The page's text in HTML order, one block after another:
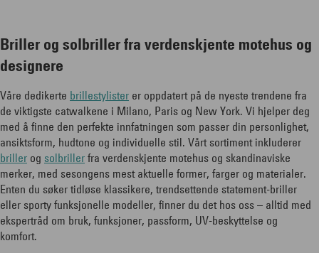
Briller og solbriller fra verdenskjente motehus og
designere
Våre dedikerte brillestylister er oppdatert på de nyeste trendene fra
de viktigste catwalkene i Milano, Paris og New York. Vi hjelper deg
med å finne den perfekte innfatningen som passer din personlighet,
ansiktsform, hudtone og individuelle stil. Vårt sortiment inkluderer
briller og solbriller fra verdenskjente motehus og skandinaviske
merker, med sesongens mest aktuelle former, farger og materialer.
Enten du søker tidløse klassikere, trendsettende statement-briller
eller sporty funksjonelle modeller, finner du det hos oss – alltid med
ekspertråd om bruk, funksjoner, passform, UV-beskyttelse og
komfort.